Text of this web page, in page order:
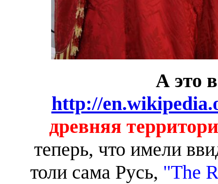
А это
http://
древняя
теперь, что имели
толи сама Русь, "The